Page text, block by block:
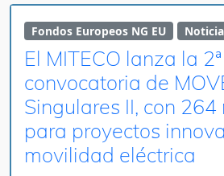
Fondos Europeos NG EU
El MITECO lanza la 2ª
convocatoria de
Singulares II, con
para proyectos
movilidad eléctrica